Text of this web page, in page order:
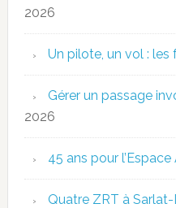
2026
Un pilote, un vol : les
Gérer un passage
2026
45 ans pour l’Espace
Quatre ZRT à